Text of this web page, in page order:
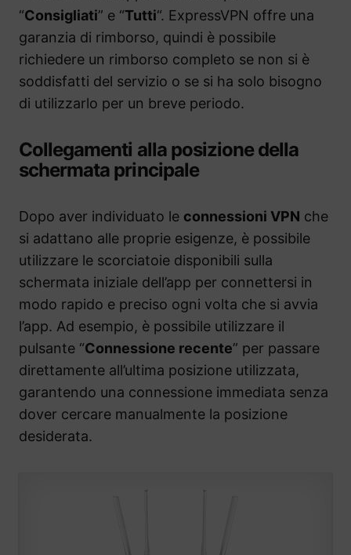
“Consigliati” e “Tutti“. ExpressVPN offre una
garanzia di rimborso, quindi è possibile
richiedere un rimborso completo se non si è
soddisfatti del servizio o se si ha solo bisogno
di utilizzarlo per un breve periodo.
Collegamenti alla posizione della
schermata principale
Dopo aver individuato le connessioni VPN che
si adattano alle proprie esigenze, è possibile
utilizzare le scorciatoie disponibili sulla
schermata iniziale dell’app per connettersi in
modo rapido e preciso ogni volta che si avvia
l’app. Ad esempio, è possibile utilizzare il
pulsante “Connessione recente” per passare
direttamente all’ultima posizione utilizzata,
garantendo una connessione immediata senza
dover cercare manualmente la posizione
desiderata.